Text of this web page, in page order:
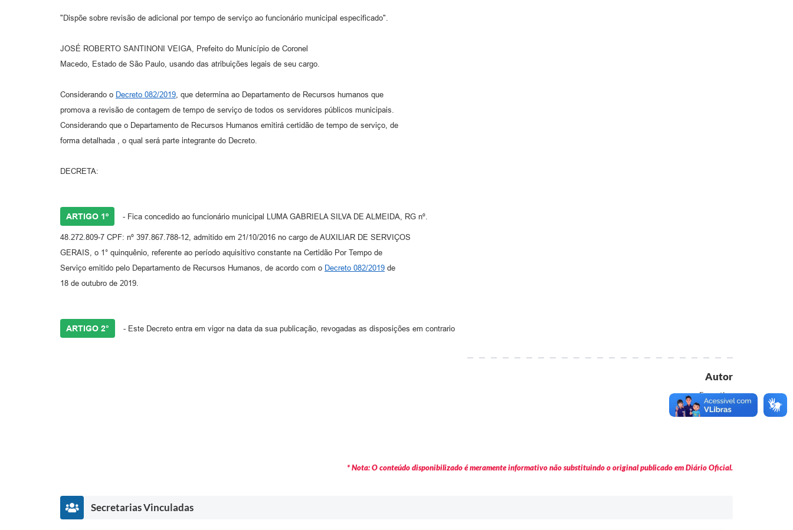
"Dispõe sobre revisão de adicional por tempo de serviço ao funcionário municipal especificado".
JOSÉ ROBERTO SANTINONI VEIGA, Prefeito do Município de Coronel
Macedo, Estado de São Paulo, usando das atribuições legais de seu cargo.
Considerando o Decreto 082/2019, que determina ao Departamento de Recursos humanos que
promova a revisão de contagem de tempo de serviço de todos os servidores públicos municipais.
Considerando que o Departamento de Recursos Humanos emitirá certidão de tempo de serviço, de
forma detalhada , o qual será parte integrante do Decreto.
DECRETA:
ARTIGO 1º - Fica concedido ao funcionário municipal LUMA GABRIELA SILVA DE ALMEIDA, RG nº.
48.272.809-7 CPF: nº 397.867.788-12, admitido em 21/10/2016 no cargo de AUXILIAR DE SERVIÇOS
GERAIS, o 1° quinquênio, referente ao período aquisitivo constante na Certidão Por Tempo de
Serviço emitido pelo Departamento de Recursos Humanos, de acordo com o Decreto 082/2019 de
18 de outubro de 2019.
ARTIGO 2° - Este Decreto entra em vigor na data da sua publicação, revogadas as disposições em contrario
Autor
Executivo
* Nota: O conteúdo disponibilizado é meramente informativo não substituindo o original publicado em Diário Oficial.
Secretarias Vinculadas